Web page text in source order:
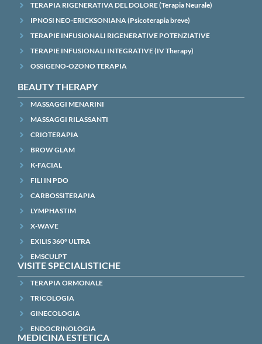
TERAPIA RIGENERATIVA DEL DOLORE (Terapia Neurale)
IPNOSI NEO-ERICKSONIANA (Psicoterapia breve)
TERAPIE INFUSIONALI RIGENERATIVE POTENZIATIVE
TERAPIE INFUSIONALI INTEGRATIVE (IV Therapy)
OSSIGENO-OZONO TERAPIA
BEAUTY THERAPY
MASSAGGI MENARINI
MASSAGGI RILASSANTI
CRIOTERAPIA
BROW GLAM
K-FACIAL
FILI IN PDO
CARBOSSITERAPIA
LYMPHASTIM
X-WAVE
EXILIS 360° ULTRA
EMSCULPT
VISITE SPECIALISTICHE
TERAPIA ORMONALE
TRICOLOGIA
GINECOLOGIA
ENDOCRINOLOGIA
MEDICINA ESTETICA